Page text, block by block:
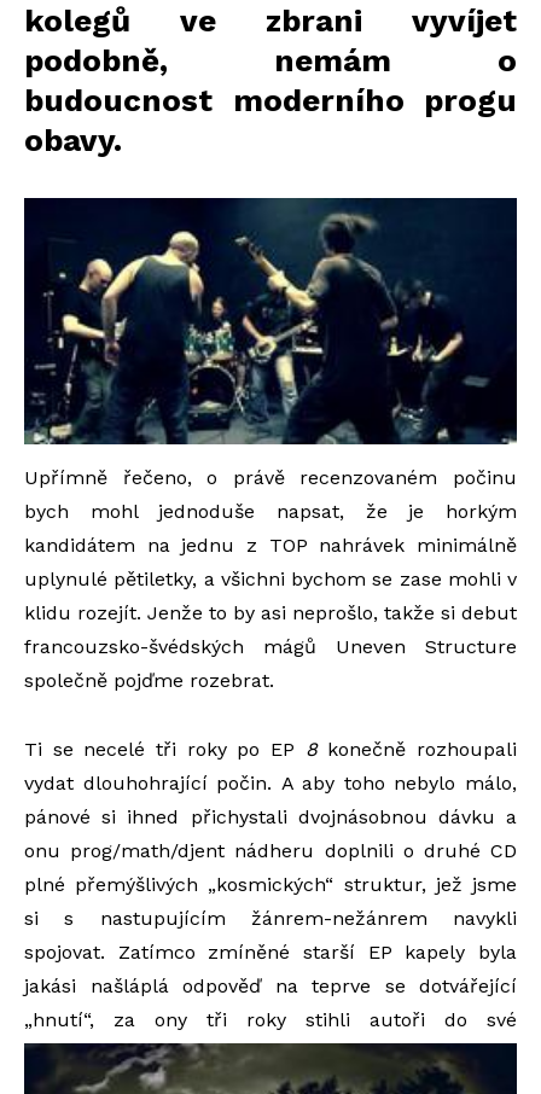
kolegů ve zbrani vyvíjet
podobně, nemám o
budoucnost moderního progu
obavy.
Upřímně řečeno, o právě recenzovaném počinu
bych mohl jednoduše napsat, že je horkým
kandidátem na jednu z TOP nahrávek minimálně
uplynulé pětiletky, a všichni bychom se zase mohli v
klidu rozejít. Jenže to by asi neprošlo, takže si debut
francouzsko-švédských mágů Uneven Structure
společně pojďme rozebrat.
Ti se necelé tři roky po EP 8konečně rozhoupali
vydat dlouhohrající počin. A aby toho nebylo málo,
pánové si ihned přichystali dvojnásobnou dávku a
onu prog/math/djent nádheru doplnili o druhé CD
plné přemýšlivých „kosmických“ struktur, jež jsme
si s nastupujícím žánrem-nežánrem navykli
spojovat. Zatímco zmíněné starší EP kapely byla
jakási našláplá odpověď na teprve se dotvářející
„hnutí“, za ony tři roky stihli autoři do své